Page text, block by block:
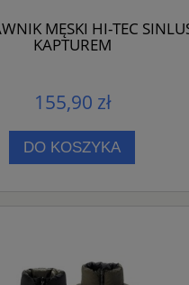
MĘSKI HI-TEC
KAPTUREM
155,90 zł
DO KOSZYKA